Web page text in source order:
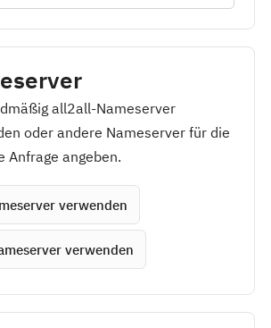
all2all-Nameserver
oder andere Nameserver für die
Anfrage angeben.
verwenden
verwenden